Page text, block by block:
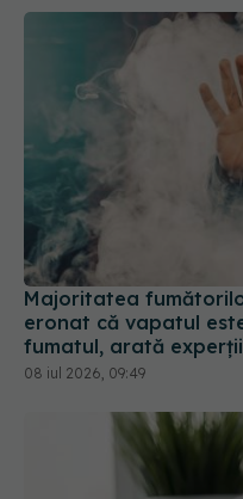
Majoritatea
eronat că vapatul
fumatul, arată experții
08 iul 2026, 09:49